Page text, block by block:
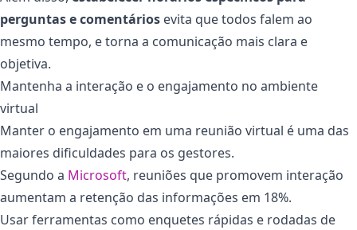
perguntas e comentários evita que todos falem ao
mesmo tempo, e torna a comunicação mais clara e
objetiva.
Mantenha a interação e o engajamento no ambiente
virtual
Manter o engajamento em uma reunião virtual é uma das
maiores dificuldades para os gestores.
Segundo a Microsoft, reuniões que promovem interação
aumentam a retenção das informações em 18%.
Usar ferramentas como enquetes rápidas e rodadas de